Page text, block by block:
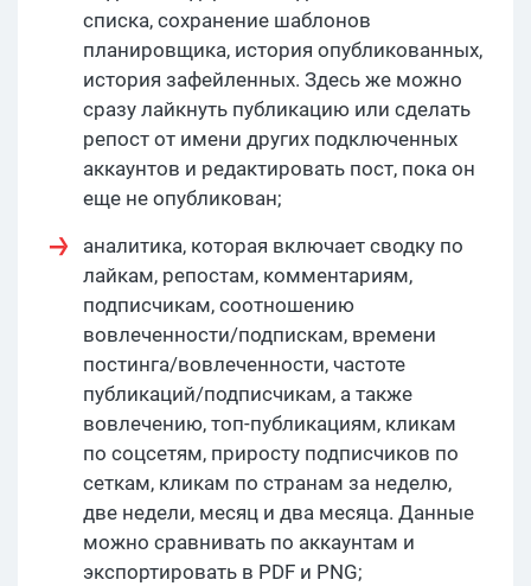
списка, сохранение шаблонов
планировщика, история опубликованных,
история зафейленных. Здесь же можно
сразу лайкнуть публикацию или сделать
репост от имени других подключенных
аккаунтов и редактировать пост, пока он
еще не опубликован;
аналитика, которая включает сводку по
лайкам, репостам, комментариям,
подписчикам, соотношению
вовлеченности/подпискам, времени
постинга/вовлеченности, частоте
публикаций/подписчикам, а также
вовлечению, топ-публикациям, кликам
по соцсетям, приросту подписчиков по
сеткам, кликам по странам за неделю,
две недели, месяц и два месяца. Данные
можно сравнивать по аккаунтам и
экспортировать в PDF и PNG;